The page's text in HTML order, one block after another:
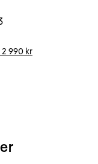
2 990 kr